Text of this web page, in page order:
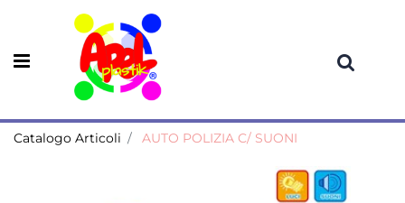
Open menu
Catalogo Articoli AUTO POLIZIA C/ SUONI